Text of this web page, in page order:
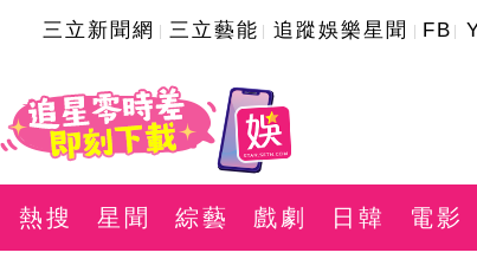
三立新聞網 三立藝能 追蹤娛樂星聞 FB
熱搜 星聞 綜藝 戲劇 日韓 電影